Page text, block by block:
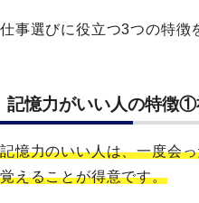
仕事選びに役立つ3つの特徴
記憶力がいい人の特徴①
記憶力のいい人は、一度会
覚えることが得意です。